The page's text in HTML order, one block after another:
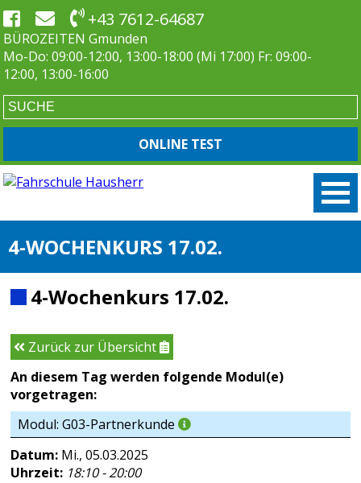
+43 7612-64687
BÜROZEITEN Gmunden
Mo-Do: 09:00-12:00, 13:00-18:00 (Mi 17:00) Fr: 09:00-
12:00, 13:00-16:00
ONLINE TEST
4-WOCHENKURS 17.02.
4-Wochenkurs 17.02.
Zurück zur Übersicht
An diesem Tag werden folgende Modul(e)
vorgetragen:
Modul: G03-Partnerkunde
Datum: Mi., 05.03.2025
Uhrzeit: 18:10 - 20:00